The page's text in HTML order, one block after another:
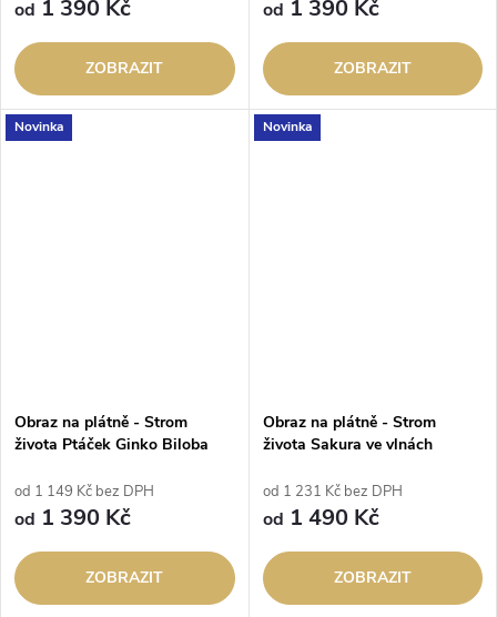
od 1 390 Kč
ZOBRAZIT
od 1 390 Kč
ZOBRAZIT
Novinka
Obraz na plátně - Strom
života Ptáček Ginko Biloba
od 1 149 Kč bez DPH
od 1 390 Kč
ZOBRAZIT
Novinka
Obraz na plátně - Strom
života Sakura ve vlnách
od 1 231 Kč bez DPH
od 1 490 Kč
ZOBRAZIT